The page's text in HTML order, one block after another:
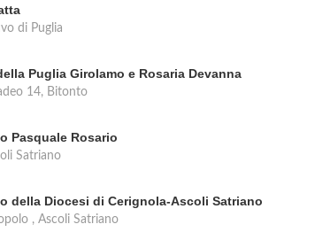
di Puglia
Puglia Girolamo e Rosaria Devanna
14, Bitonto
Pasquale Rosario
Satriano
della Diocesi di Cerignola-Ascoli Satriano
, Ascoli Satriano